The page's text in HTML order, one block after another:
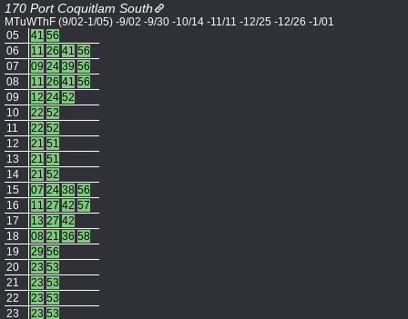
170 Port Coquitlam South
MTuWThF (9/02-1/05) -9/02 -9/30 -10/14 -11/11 -12/25 -12/26 -1/01
05
41 56
06
11 26 41 56
07
09 24 39 56
08
11 26 41 56
09
12 24 52
10
22 52
11
22 52
12
21 51
13
21 51
14
21 52
15
07 24 38 56
16
11 27 42 57
17
13 27 42
18
08 21 36 58
19
29 56
20
23 53
21
23 53
22
23 53
23
23 53